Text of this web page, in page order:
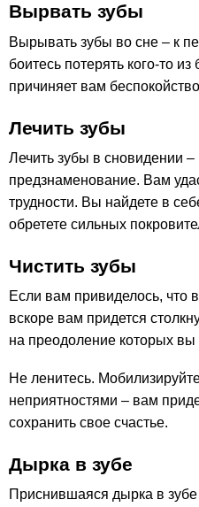
Вырвать зубы
Вырывать зубы во сне – к
боитесь потерять кого-то
причиняет вам
Лечить зубы
Лечить зубы в сновидении
предзнаменование. Вам
трудности. Вы найдете в
обретете сильных
Чистить зубы
Если вам привиделось, что
вскоре вам придется
на преодоление которых
Не ленитесь.
неприятностями – вам
сохранить свое счастье.
Дырка в зубе
Приснившаяся дырка в